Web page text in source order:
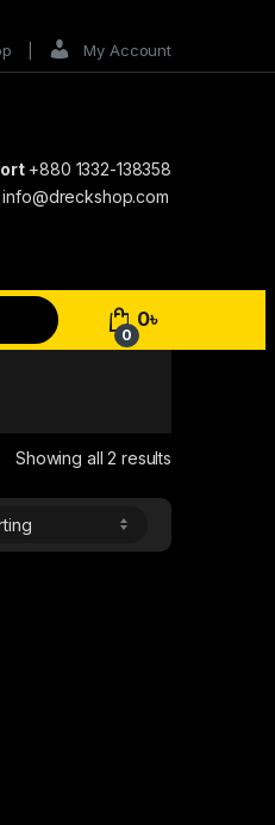
My Account
+880 1332-138358
info@dreckshop.com
0
0৳
Showing all 2 results